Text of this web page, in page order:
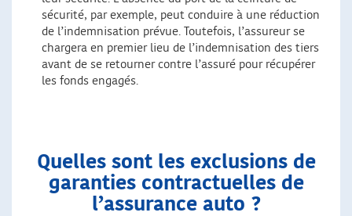
sécurité, par exemple, peut conduire à une réduction
de l’indemnisation prévue. Toutefois, l’assureur se
chargera en premier lieu de l’indemnisation des tiers
avant de se retourner contre l’assuré pour récupérer
les fonds engagés.
Quelles sont les exclusions de
garanties contractuelles de
l’assurance auto ?